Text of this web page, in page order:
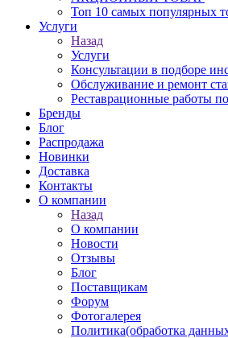
Топ 10 самых популярных
Услуги
Назад
Услуги
Консультации в подборе
Обслуживание и ремонт
Реставрационные работы
Бренды
Блог
Распродажа
Новинки
Доставка
Контакты
О компании
Назад
О компании
Новости
Отзывы
Блог
Поставщикам
Форум
Фотогалерея
Политика(обработка